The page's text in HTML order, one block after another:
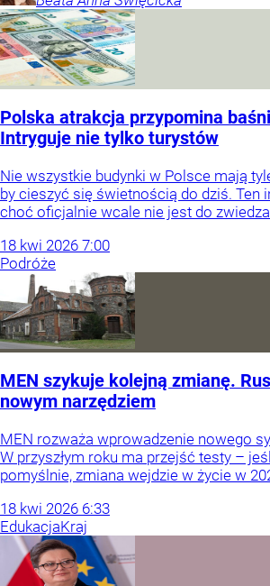
Polska atrakcja przypomina
Intryguje nie tylko turystów
Nie wszystkie budynki w Polsce mają
by cieszyć się świetnością do dziś. Ten
choć oficjalnie wcale nie jest do
18 kwi 2026 7:00
Podróże
MEN szykuje kolejną zmianę.
nowym narzędziem
MEN rozważa wprowadzenie nowego
W przyszłym roku ma przejść testy –
pomyślnie, zmiana wejdzie w życie w
18 kwi 2026 6:33
EdukacjaKraj